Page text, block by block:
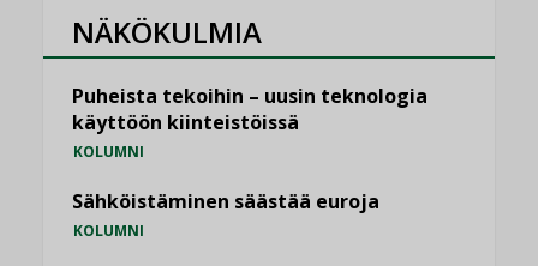
NÄKÖKULMIA
Puheista tekoihin – uusin teknologia
käyttöön kiinteistöissä
KOLUMNI
Sähköistäminen säästää euroja
KOLUMNI